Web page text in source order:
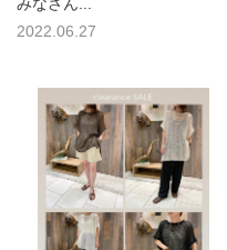
2022.06.27